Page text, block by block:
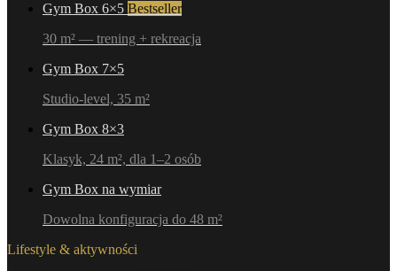
Gym Box 6×5 Bestseller
30 m² — trening + rekreacja
Gym Box 7×5
Studio-level, 35 m²
Gym Box 8×3
Klasyk, 24 m², dla 1–2 osób
Gym Box na wymiar
Dowolna konfiguracja do 48 m²
Lifestyle & aktywności